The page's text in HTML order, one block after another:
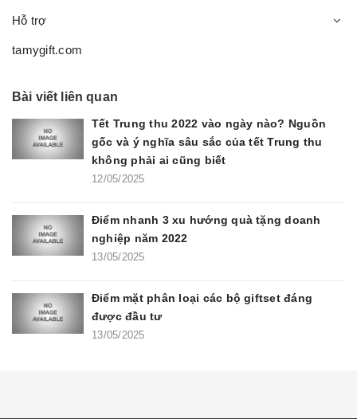
Hỗ trợ
tamygift.com
Bài viết liên quan
Tết Trung thu 2022 vào ngày nào? Nguồn
gốc và ý nghĩa sâu sắc của tết Trung thu
không phải ai cũng biết
12/05/2025
Điểm nhanh 3 xu hướng quà tặng doanh
nghiệp năm 2022
13/05/2025
Điểm mặt phân loại các bộ giftset đáng
được đầu tư
13/05/2025